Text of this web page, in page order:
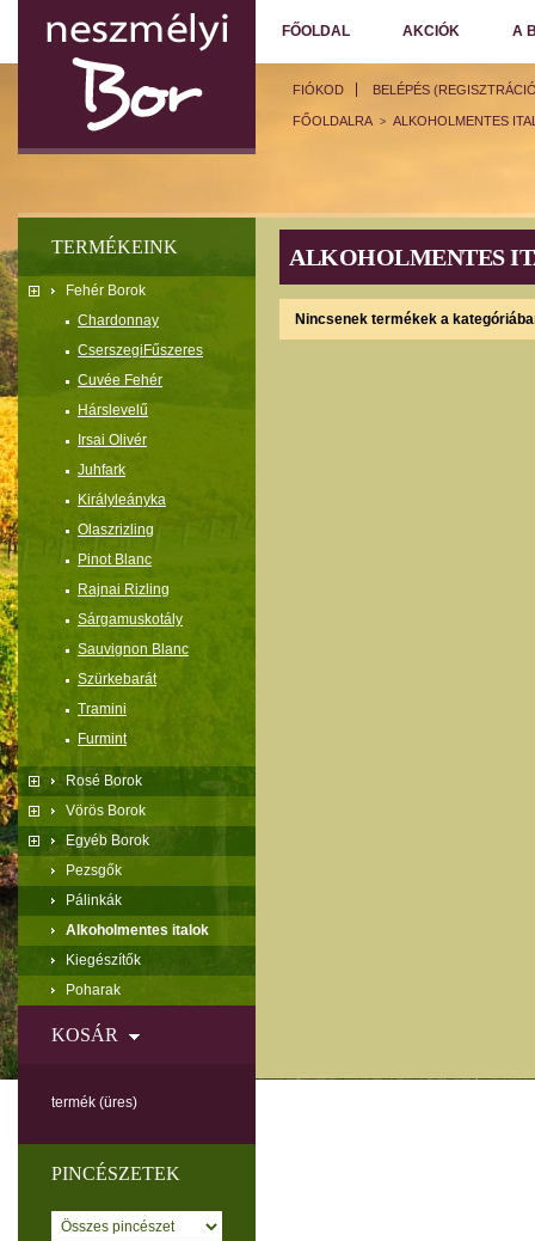
FIÓKOD BELÉPÉS
FŐOLDAL AKCIÓK A
TERMÉKEINK
Fehér Borok
Chardonnay
CserszegiFűszeres
Cuvée Fehér
Hárslevelű
Irsai Olivér
Juhfark
Királyleányka
Olaszrizling
Pinot Blanc
Rajnai Rizling
Sárgamuskotály
Sauvignon Blanc
Szürkebarát
Tramini
Furmint
Rosé Borok
Vörös Borok
Egyéb Borok
Pezsgők
Pálinkák
Alkoholmentes italok
Kiegészítők
Poharak
KOSÁR
termék (üres)
PINCÉSZETEK
FŐOLDALRA > ALKOHOLMENTES
ALKOHOLMENTES
Nincsenek termékek a